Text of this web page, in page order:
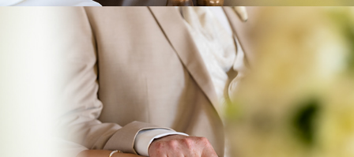
T & A - YOUR STORY FRAME BY FRAME